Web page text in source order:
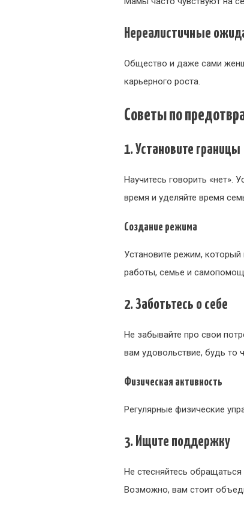
Нереалистичные
Общество и даже сами
карьерного роста.
Советы по
1. Установите границы
Научитесь говорить «нет».
время и уделяйте время
Создание режима
Установите режим,
работы, семье и
2. Заботьтесь о себе
Не забывайте про свои
вам удовольствие, будь то
Физическая активность
Регулярные физические
3. Ищите поддержку
Не стесняйтесь
Возможно, вам стоит